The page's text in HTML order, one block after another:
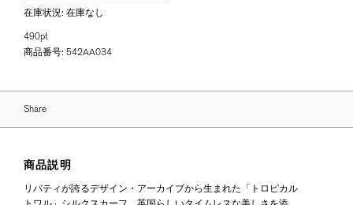
在庫状況: 在庫なし
490pt
商品番号: 542AA034
Share
商品説明
リバティが誇るデザイン・アーカイブから生まれた「トロピカル